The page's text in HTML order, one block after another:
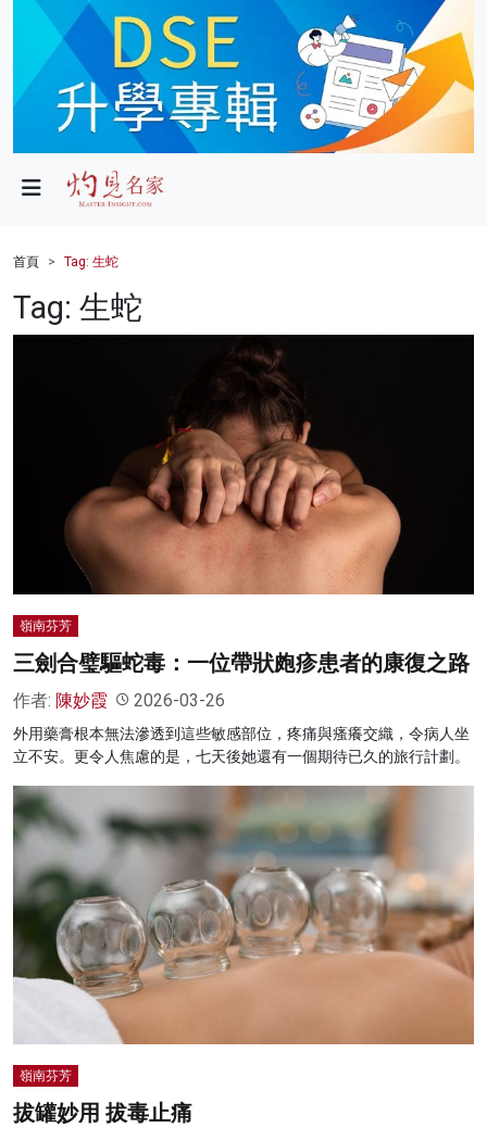
政局
財經
健康
名家榜
灼見活動
首頁 Tag: 生蛇
Tag: 生蛇
嶺南芬芳
三劍合璧驅蛇毒：一位帶狀皰疹患者的康復之路
作者: 陳妙霞 2026-03-26
外用藥膏根本無法滲透到這些敏感部位，疼痛與瘙癢交織，令病人坐
立不安。更令人焦慮的是，七天後她還有一個期待已久的旅行計劃。
嶺南芬芳
拔罐妙用 拔毒止痛